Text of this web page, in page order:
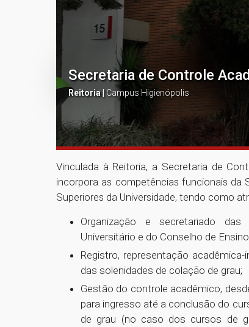
Secretaria de Controle
Reitoria | Campus Higienópolis
Vinculada à Reitoria, a Secretaria de
incorpora as competências funcionais da
Superiores da Universidade, tendo como
Organização e secretariado
Universitário e do Conselho de
Registro, representação
das solenidades de colação de grau;
Gestão do controle acadêmico,
para ingresso até a conclusão do
de grau (no caso dos cursos de